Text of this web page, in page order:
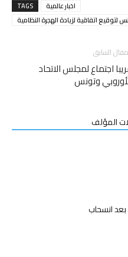
TAGS
اخبار عالمية
لتوقيع اتفاقية لزيادة الهجرة النظامية
السابق
اجتماع لمجلس الاتحاد
وتونس
المؤلف
انسحاب